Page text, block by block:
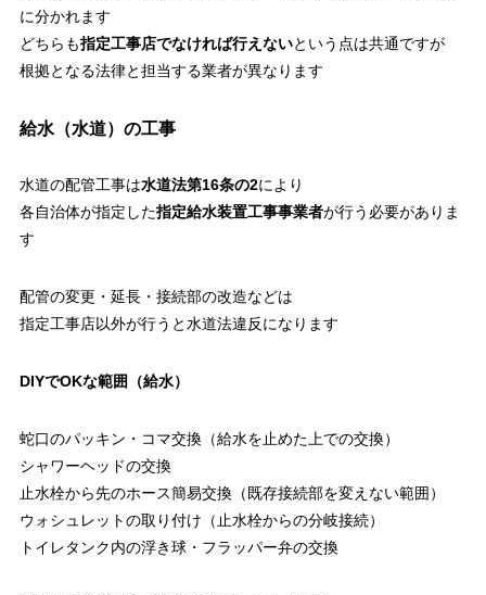
に分かれます
どちらも指定工事店でなければ行えないという点は共通ですが
根拠となる法律と担当する業者が異なります
給水（水道）の工事
水道の配管工事は水道法第16条の2により
各自治体が指定した指定給水装置工事事業者が行う必要がありま
す
配管の変更・延長・接続部の改造などは
指定工事店以外が行うと水道法違反になります
DIYでOKな範囲（給水）
蛇口のパッキン・コマ交換（給水を止めた上での交換）
シャワーヘッドの交換
止水栓から先のホース簡易交換（既存接続部を変えない範囲）
ウォシュレットの取り付け（止水栓からの分岐接続）
トイレタンク内の浮き球・フラッパー弁の交換